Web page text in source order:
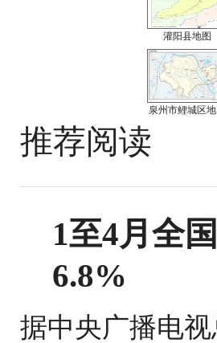
灌阳县地图
泉州市鲤城区地
推荐阅读
1至4月全
6.8%
据中央广播电